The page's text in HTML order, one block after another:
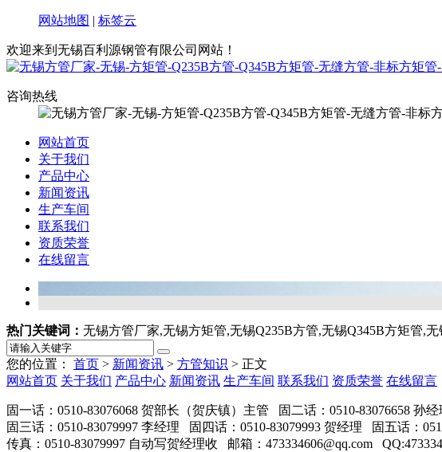
网站地图 | 标签云
欢迎来到无锡百利源钢管有限公司网站！
咨询热线
网站首页
关于我们
产品中心
新闻资讯
生产车间
联系我们
资质荣誉
在线留言
热门关键词： 无锡方管厂家,无锡方矩管,无锡Q235B方管,无锡Q345B方矩管,
您的位置： 首页 > 新闻资讯 > 方管知识 > 正文
网站首页 关于我们 产品中心 新闻资讯 生产车间 联系我们 资质荣誉 在线留言
固一话：0510-83076068 贺部长（贺庆镇）主管 固二话：0510-83076658 孙经
固三话：0510-83079997 李经理 固四话：0510-83079993 贺经理 固五话：
传真：0510-83079997 自动写贺经理收 邮箱：473334606@qq.com